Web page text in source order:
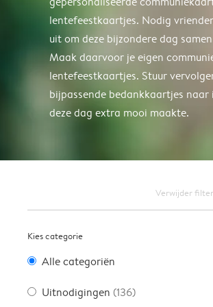
lentefeestkaartjes. Nodig
uit om deze bijzondere dag
Maak daarvoor je eigen
lentefeestkaartjes. Stuur
bijpassende bedankkaartjes naar
deze dag extra mooi maakte.
Verwijder
Kies categorie
Alle categoriën
Uitnodigingen (136)